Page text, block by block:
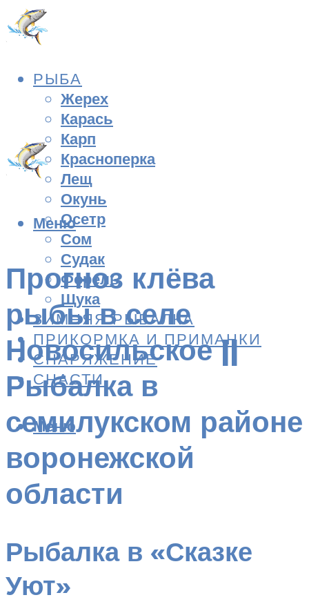
РЫБА
Жерех
Карась
Карп
Красноперка
Лещ
Окунь
Осетр
Сом
Судак
Форель
Щука
ЗИМНЯЯ РЫБАЛКА
ПРИКОРМКА И ПРИМАНКИ
СНАРЯЖЕНИЕ
СНАСТИ
Меню
Меню
Прогноз клёва
рыбы в селе
Новосильское ||
Рыбалка в
семилукском районе
воронежской
области
Рыбалка в «Сказке
Уют»